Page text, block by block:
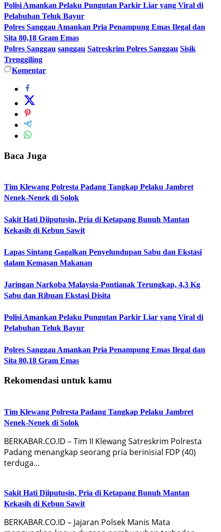
Polisi Amankan Pelaku Pungutan Parkir Liar yang Viral di
Pelabuhan Teluk Bayur
Polres Sanggau Amankan Pria Penampung Emas Ilegal dan
Sita 80,18 Gram Emas
Polres Sanggau sanggau Satreskrim Polres Sanggau Sisik
Trenggiling
Komentar
Baca Juga
Tim Klewang Polresta Padang Tangkap Pelaku Jambret
Nenek-Nenek di Solok
Sakit Hati Diiputusin, Pria di Ketapang Bunuh Mantan
Kekasih di Kebun Sawit
Lapas Sintang Gagalkan Penyelundupan Sabu dan Ekstasi
dalam Kemasan Makanan
Jaringan Narkoba Malaysia-Pontianak Terungkap, 4,3 Kg
Sabu dan Ribuan Ekstasi Disita
Polisi Amankan Pelaku Pungutan Parkir Liar yang Viral di
Pelabuhan Teluk Bayur
Polres Sanggau Amankan Pria Penampung Emas Ilegal dan
Sita 80,18 Gram Emas
Rekomendasi untuk kamu
Tim Klewang Polresta Padang Tangkap Pelaku Jambret
Nenek-Nenek di Solok
BERKABAR.CO.ID – Tim II Klewang Satreskrim Polresta
Padang menangkap seorang pria berinisial FDP (40)
terduga…
Sakit Hati Diiputusin, Pria di Ketapang Bunuh Mantan
Kekasih di Kebun Sawit
BERKABAR.CO.ID – Jajaran Polsek Manis Mata